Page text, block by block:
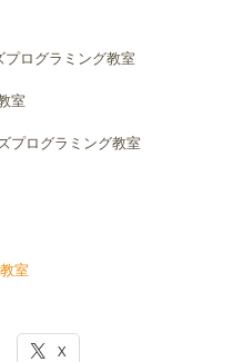
ログラミング教室
室
ログラミング教室
室
X